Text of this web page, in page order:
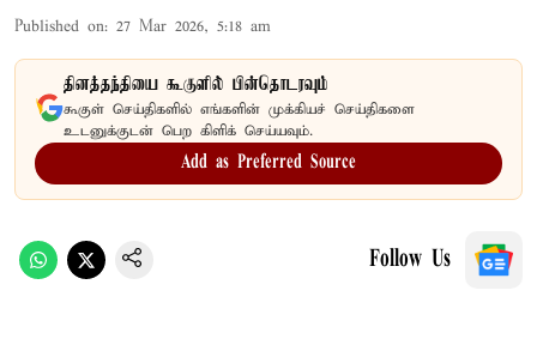
Published on: 27 Mar 2026, 5:18 am
தினத்தந்தியை கூகுளில் பின்தொடரவும்
கூகுள் செய்திகளில் எங்களின் முக்கியச் செய்திகளை
உடனுக்குடன் பெற கிளிக் செய்யவும்.
Add as Preferred Source
Follow Us